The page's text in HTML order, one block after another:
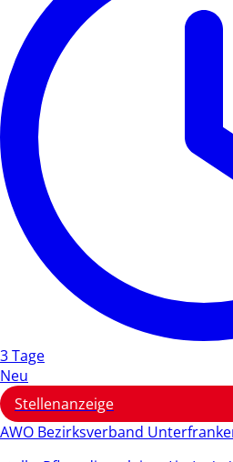
3 Tage
Neu
Stellenanzeige
AWO Bezirksverband